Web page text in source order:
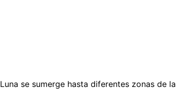
se sumerge hasta diferentes zonas de la